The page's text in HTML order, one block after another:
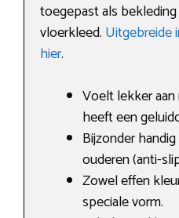
toegepast als
vloerkleed. Uitgebreide
hier.
Voelt lekker
heeft een
Bijzonder
ouderen (anti-
Zowel effen
speciale vorm.